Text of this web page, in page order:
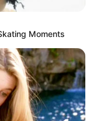
Moments